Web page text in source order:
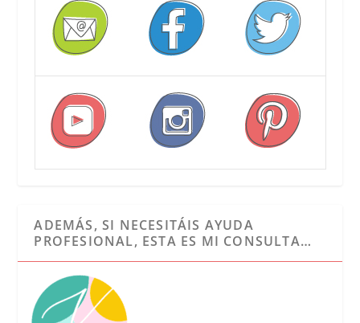
ADEMÁS, SI NECESITÁIS AYUDA
PROFESIONAL, ESTA ES MI CONSULTA…